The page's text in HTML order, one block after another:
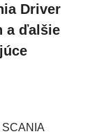
Driver
a ďalšie